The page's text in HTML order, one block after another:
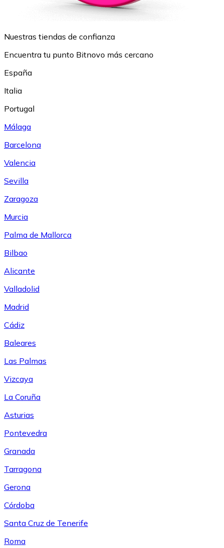
Nuestras tiendas de confianza
Encuentra tu punto Bitnovo más cercano
España
Italia
Portugal
Málaga
Barcelona
Valencia
Sevilla
Zaragoza
Murcia
Palma de Mallorca
Bilbao
Alicante
Valladolid
Madrid
Cádiz
Baleares
Las Palmas
Vizcaya
La Coruña
Asturias
Pontevedra
Granada
Tarragona
Gerona
Córdoba
Santa Cruz de Tenerife
Roma